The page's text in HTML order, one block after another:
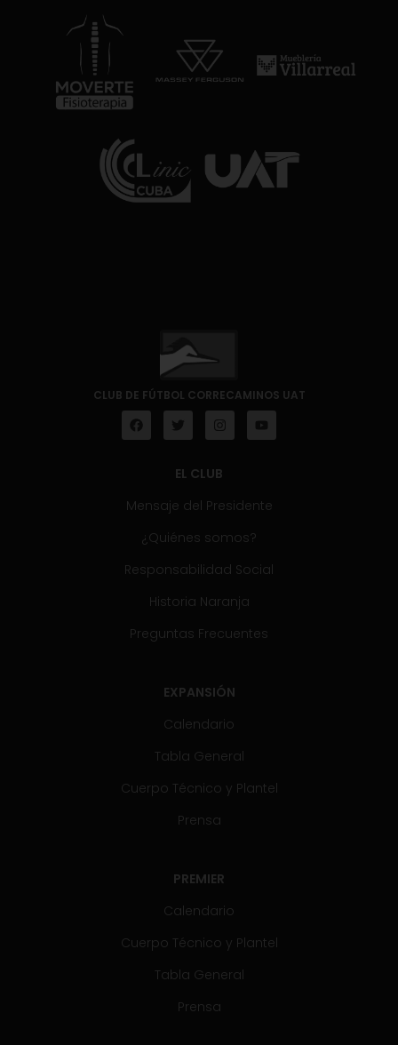
CLUB DE FÚTBOL CORRECAMINOS UAT
EL CLUB
Mensaje del Presidente
¿Quiénes somos?
Responsabilidad Social
Historia Naranja
Preguntas Frecuentes
EXPANSIÓN
Calendario
Tabla General
Cuerpo Técnico y Plantel
Prensa
PREMIER
Calendario
Cuerpo Técnico y Plantel
Tabla General
Prensa